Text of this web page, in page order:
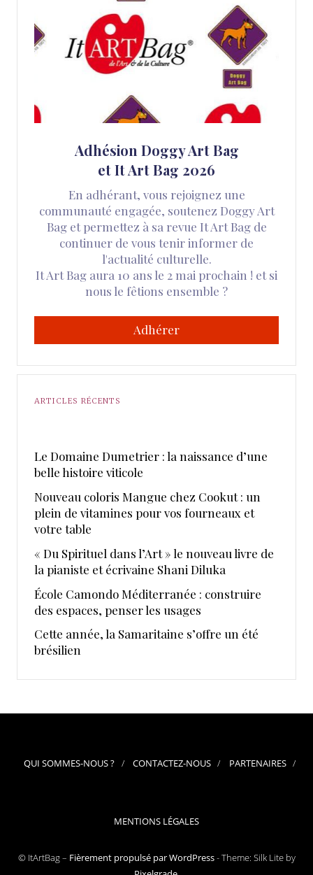
Adhésion Doggy Art Bag
et It Art Bag 2026
En adhérant, vous rejoignez une
communauté engagée, soutenez Doggy Art
Bag et permettez à sa revue It Art Bag de
continuer de vous tenir informer de
l'actualité culturelle.
It Art Bag aura 10 ans le 2 mai prochain ! et si
nous le fêtions ensemble ?
Adhérer
ARTICLES RÉCENTS
Le Domaine Dumetrier : la naissance d’une
belle histoire viticole
Nouveau coloris Mangue chez Cookut : un
plein de vitamines pour vos fourneaux et
votre table
« Du Spirituel dans l’Art » le nouveau livre de
la pianiste et écrivaine Shani Diluka
École Camondo Méditerranée : construire
des espaces, penser les usages
Cette année, la Samaritaine s’offre un été
brésilien
QUI SOMMES-NOUS ? CONTACTEZ-NOUS PARTENAIRES
MENTIONS LÉGALES
© ItArtBag – Fièrement propulsé par WordPress-Theme: Silk Lite by